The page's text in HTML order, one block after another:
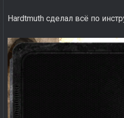
Hardtmuth сделал всё по